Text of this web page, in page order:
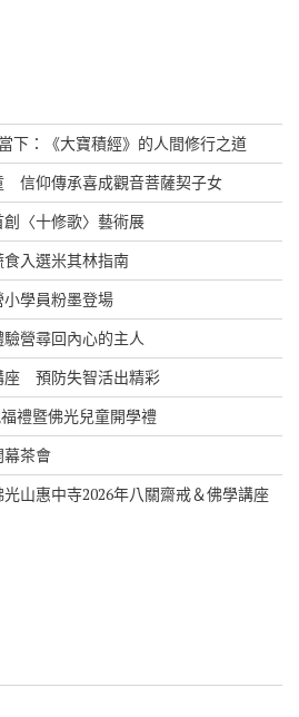
下：《大寶積經》的人間修行之道
信仰傳承喜成觀音菩薩契子女
〈十修歌〉藝術展
入選米其林指南
學員粉墨登場
營尋回內心的主人
座 預防失智活出精彩
禮暨佛光兒童開學禮
幕茶會
山惠中寺2026年八關齋戒＆佛學講座